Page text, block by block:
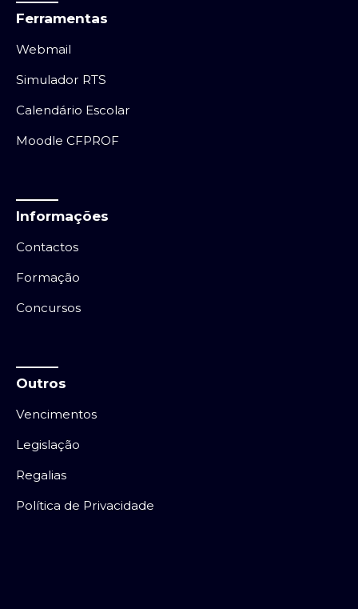
Ferramentas
Webmail
Simulador RTS
Calendário Escolar
Moodle CFPROF
Informações
Contactos
Formação
Concursos
Outros
Vencimentos
Legislação
Regalias
Política de Privacidade